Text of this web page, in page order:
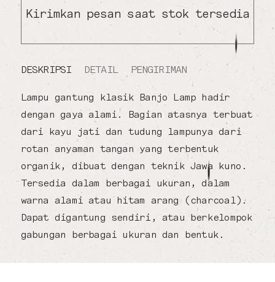
Kirimkan pesan saat stok tersedia
DESKRIPSI DETAIL PENGIRIMAN
Lampu gantung klasik Banjo Lamp hadir
dengan gaya alami. Bagian atasnya terbuat
dari kayu jati dan tudung lampunya dari
rotan anyaman tangan yang terbentuk
organik, dibuat dengan teknik Jawa kuno.
Tersedia dalam berbagai ukuran, dalam
warna alami atau hitam arang (charcoal).
Dapat digantung sendiri, atau berkelompok
gabungan berbagai ukuran dan bentuk.